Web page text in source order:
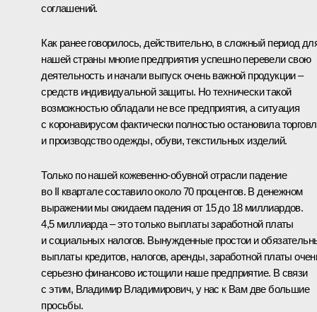
соглашений.
Как ранее говорилось, действительно, в сложный период
нашей страны многие предприятия успешно перевели свою
деятельность и начали выпуск очень важной продукции –
средств индивидуальной защиты. Но технически такой
возможностью обладали не все предприятия, а ситуация
с коронавирусом фактически полностью остановила
и производство одежды, обуви, текстильных изделий.
Только по нашей кожевенно-обувной отрасли падение
во II квартале составило около 70 процентов. В денежном
выражении мы ожидаем падения от 15 до 18 миллиардов.
4,5 миллиарда – это только выплаты заработной платы
и социальных налогов. Вынужденные простои и
выплаты кредитов, налогов, аренды, заработной платы
серьезно финансово истощили наше предприятие. В связи
с этим, Владимир Владимирович, у нас к Вам две большие
просьбы.